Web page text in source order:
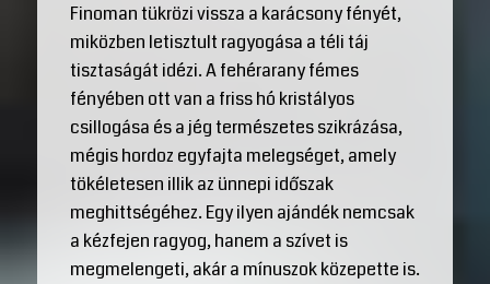
Finoman tükrözi vissza a karácsony fényét,
miközben letisztult ragyogása a téli táj
tisztaságát idézi. A fehérarany fémes
fényében ott van a friss hó kristályos
csillogása és a jég természetes szikrázása,
mégis hordoz egyfajta melegséget, amely
tökéletesen illik az ünnepi időszak
meghittségéhez. Egy ilyen ajándék nemcsak
a kézfejen ragyog, hanem a szívet is
megmelengeti, akár a mínuszok közepette is.